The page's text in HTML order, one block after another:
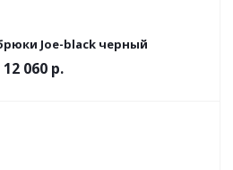
Joe-black черный
12 060 р.